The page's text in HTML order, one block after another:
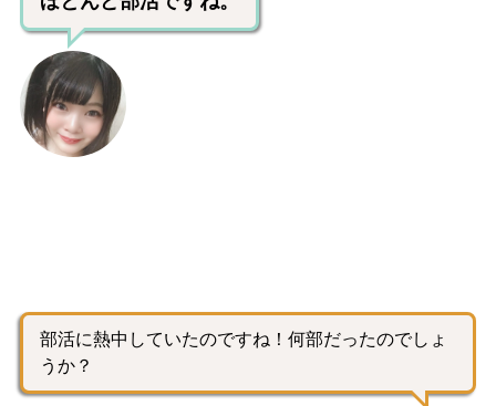
部活に熱中していたのですね！何部だったのでしょ
うか？